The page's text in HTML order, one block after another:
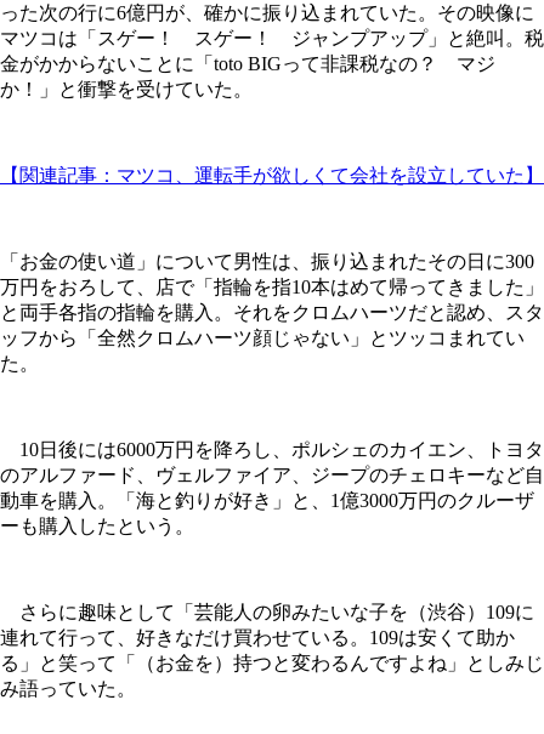
った次の行に6億円が、確かに振り込まれていた。その映像に
マツコは「スゲー！ スゲー！ ジャンプアップ」と絶叫。税
金がかからないことに「toto BIGって非課税なの？ マジ
か！」と衝撃を受けていた。
【関連記事：マツコ、運転手が欲しくて会社を設立していた】
「お金の使い道」について男性は、振り込まれたその日に300
万円をおろして、店で「指輪を指10本はめて帰ってきました」
と両手各指の指輪を購入。それをクロムハーツだと認め、スタ
ッフから「全然クロムハーツ顔じゃない」とツッコまれてい
た。
10日後には6000万円を降ろし、ポルシェのカイエン、トヨタ
のアルファード、ヴェルファイア、ジープのチェロキーなど自
動車を購入。「海と釣りが好き」と、1億3000万円のクルーザ
ーも購入したという。
さらに趣味として「芸能人の卵みたいな子を（渋谷）109に
連れて行って、好きなだけ買わせている。109は安くて助か
る」と笑って「（お金を）持つと変わるんですよね」としみじ
み語っていた。